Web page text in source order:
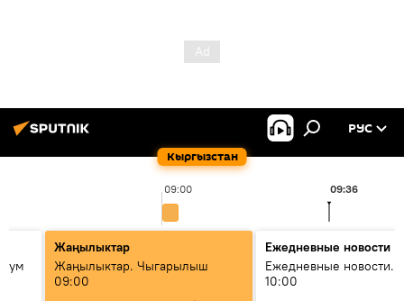
Кыргызстан
РУС
09:00 09:36
Жаңылыктар
Жаңылыктар. Чыгарылыш
09:00
Ежедневные новости
Ежедневные новости.
10:00